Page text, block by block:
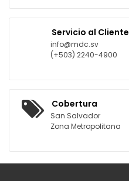
Servicio al Cliente
info@mdc.sv
(+503) 2240-4900
Cobertura
San Salvador
Zona Metropolitana